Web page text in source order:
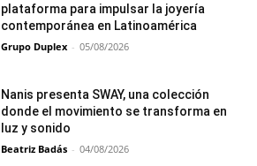
plataforma para impulsar la joyería
contemporánea en Latinoamérica
Grupo Duplex - 05/08/2026
Nanis presenta SWAY, una colección
donde el movimiento se transforma en
luz y sonido
Beatriz Badás - 04/08/2026